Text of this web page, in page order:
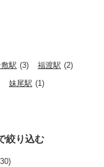
駅 (3) 福渡駅 (2)
妹尾駅 (1)
絞り込む